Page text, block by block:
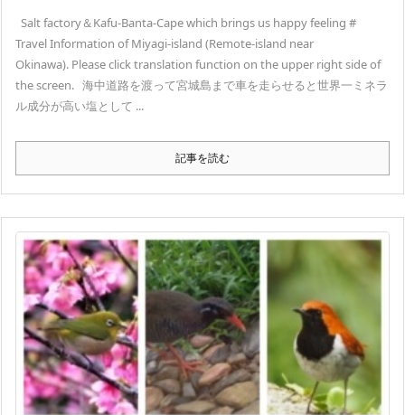
Salt factory＆Kafu-Banta-Cape which brings us happy feeling #
Travel Information of Miyagi-island (Remote-island near
Okinawa). Please click translation function on the upper right side of
the screen. 海中道路を渡って宮城島まで車を走らせると世界一ミネラ
ル成分が高い塩として ...
記事を読む